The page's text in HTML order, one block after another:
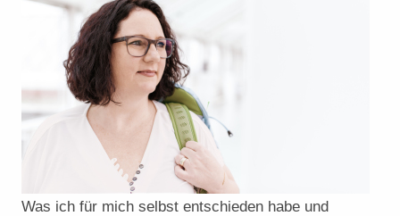
Was ich für mich selbst entschieden habe und